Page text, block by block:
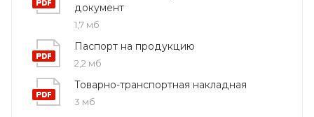
документ
1,7 мб
Паспорт на продукцию
2,2 мб
Товарно-транспортная накладная
3 мб